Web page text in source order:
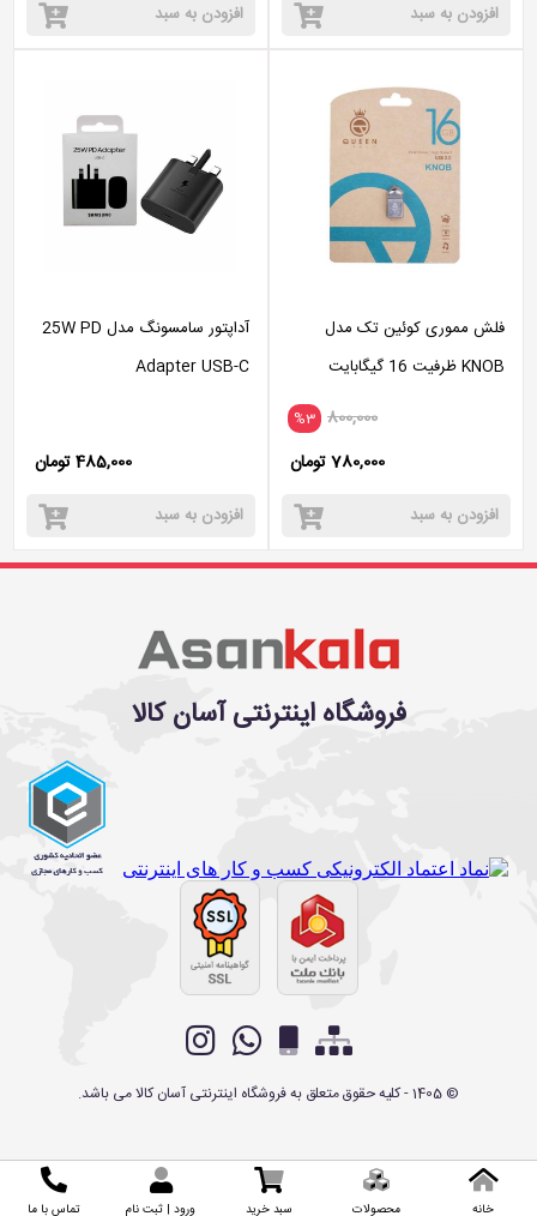
افزودن به سبد افزودن به سبد
فلش مموری کوئین تک مدل
KNOB ظرفیت 16 گیگابایت
%3 800,000
780,000 تومان
افزودن به سبد
آداپتور سامسونگ مدل 25W PD
Adapter USB-C
485,000 تومان
افزودن به سبد
فروشگاه اینترنتی آسان کالا
©
1405- کلیه حقوق متعلق بهفروشگاه اینترنتی آسان کالامی باشد.
خانه محصولات سبد خرید ورود | ثبت نام تماس با ما